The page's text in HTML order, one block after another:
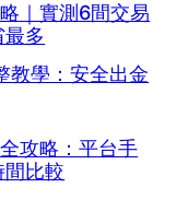
｜實測6間交易
多
教學：安全出金
攻略：平台手
比較